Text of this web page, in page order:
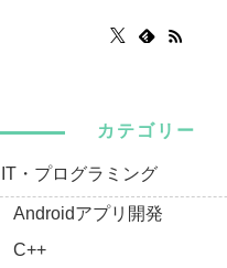
カテゴリー
IT・プログラミング
Androidアプリ開発
C++